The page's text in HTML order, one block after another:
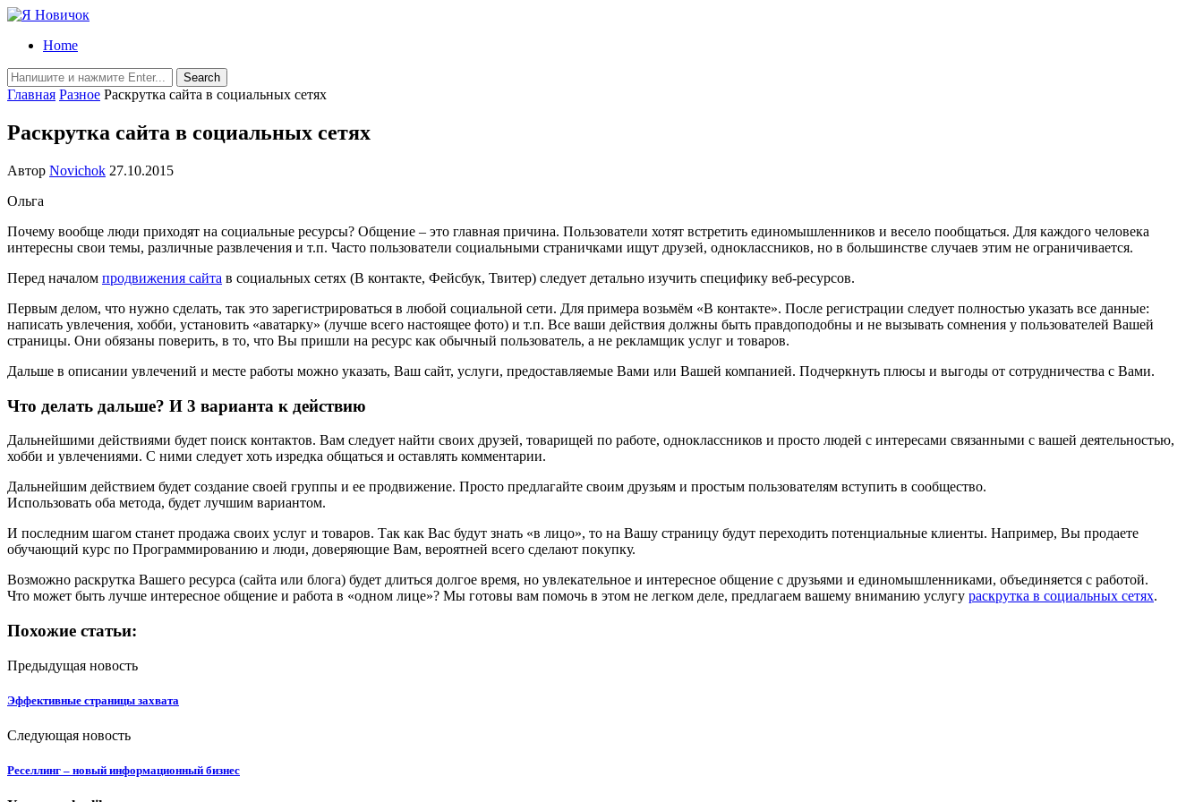
Home
Главная Разное Раскрутка сайта в социальных сетях
Раскрутка сайта в социальных сетях
Автор Novichok 27.10.2015
Ольга
Почему вообще люди приходят на социальные ресурсы? Общение – это главная причина. Пользователи хотят встретить единомышленников и весело пообщаться. Для каждого человека
интересны свои темы, различные развлечения и т.п. Часто пользователи социальными страничками ищут друзей, одноклассников, но в большинстве случаев этим не ограничивается.
Перед началом продвижения сайта в социальных сетях (В контакте, Фейсбук, Твитер) следует детально изучить специфику веб-ресурсов.
Первым делом, что нужно сделать, так это зарегистрироваться в любой социальной сети. Для примера возьмём «В контакте». После регистрации следует полностью указать все данные:
написать увлечения, хобби, установить «аватарку» (лучше всего настоящее фото) и т.п. Все ваши действия должны быть правдоподобны и не вызывать сомнения у пользователей Вашей
страницы. Они обязаны поверить, в то, что Вы пришли на ресурс как обычный пользователь, а не рекламщик услуг и товаров.
Дальше в описании увлечений и месте работы можно указать, Ваш сайт, услуги, предоставляемые Вами или Вашей компанией. Подчеркнуть плюсы и выгоды от сотрудничества с Вами.
Что делать дальше? И 3 варианта к действию
Дальнейшими действиями будет поиск контактов. Вам следует найти своих друзей, товарищей по работе, одноклассников и просто людей с интересами связанными с вашей деятельностью,
хобби и увлечениями. С ними следует хоть изредка общаться и оставлять комментарии.
Дальнейшим действием будет создание своей группы и ее продвижение. Просто предлагайте своим друзьям и простым пользователям вступить в сообщество.
Использовать оба метода, будет лучшим вариантом.
И последним шагом станет продажа своих услуг и товаров. Так как Вас будут знать «в лицо», то на Вашу страницу будут переходить потенциальные клиенты. Например, Вы продаете
обучающий курс по Программированию и люди, доверяющие Вам, вероятней всего сделают покупку.
Возможно раскрутка Вашего ресурса (сайта или блога) будет длиться долгое время, но увлекательное и интересное общение с друзьями и единомышленниками, объединяется с работой.
Что может быть лучше интересное общение и работа в «одном лице»? Мы готовы вам помочь в этом не легком деле, предлагаем вашему вниманию услугу раскрутка в социальных сетях.
Похожие статьи:
Предыдущая новость
Эффективные страницы захвата
Следующая новость
Реселлинг – новый информационный бизнес